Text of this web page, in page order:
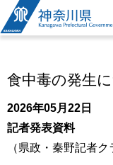
神奈川県
食中毒の発生
2026年05月22日
記者発表資料
（県政・秦野記者ク